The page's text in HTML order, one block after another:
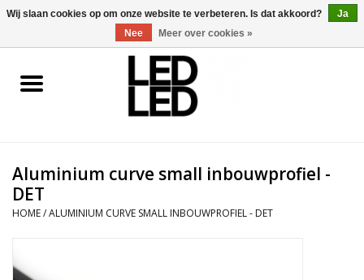
0 Artikelen - €0,00
Home
LED Accessoires
OP = OP
Projecten
Aluminium curve small inbouwprofiel -
DET
HOME/ALUMINIUM CURVE SMALL INBOUWPROFIEL - DET
Wij slaan cookies op om onze website te verbeteren. Is dat akkoord?
Ja
Nee
Meer over cookies »